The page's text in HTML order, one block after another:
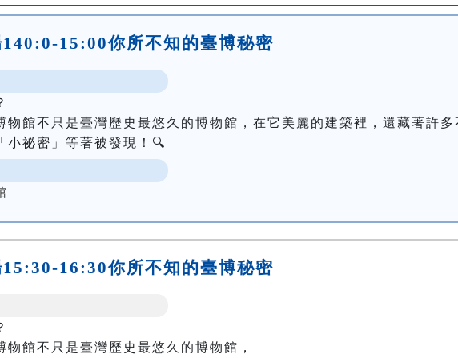
15:00你所不知的臺博秘密
物館不只是臺灣歷史最悠久的博物館，在它美麗的建築裡，還藏著許多
小祕密」等著被發現！🔍
16:30你所不知的臺博秘密
物館不只是臺灣歷史最悠久的博物館，